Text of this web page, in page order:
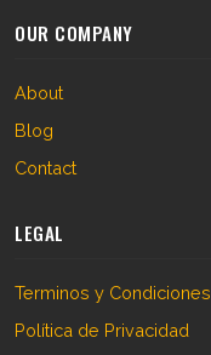
OUR COMPANY
About
Blog
Contact
LEGAL
Terminos y Condiciones
Política de Privacidad